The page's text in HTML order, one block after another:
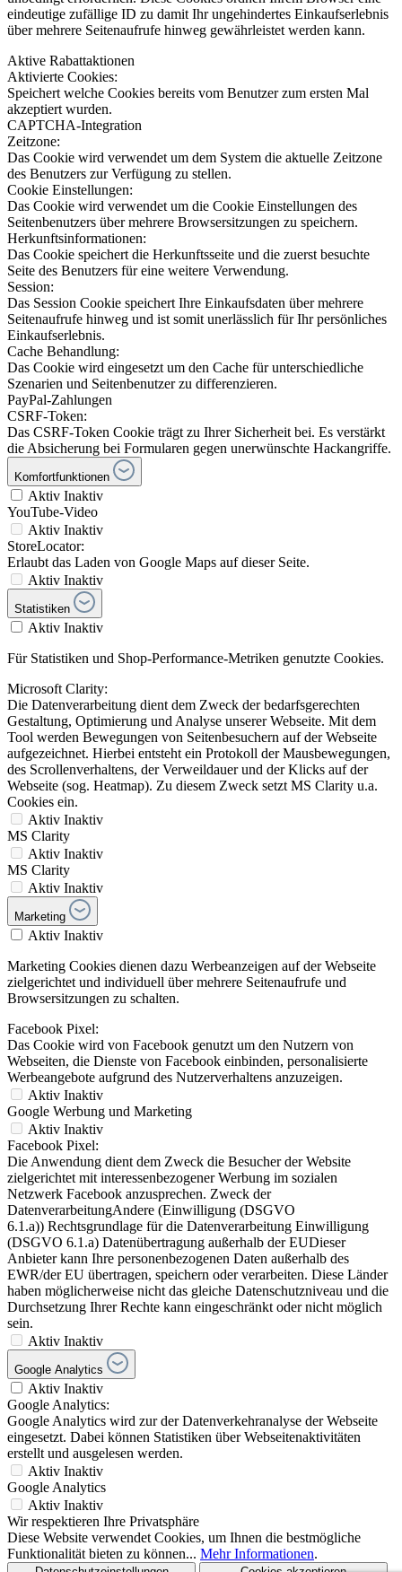
eindeutige zufällige ID zu damit Ihr ungehindertes Einkaufserlebnis
über mehrere Seitenaufrufe hinweg gewährleistet werden kann.
Aktive Rabattaktionen
Aktivierte Cookies:
Speichert welche Cookies bereits vom Benutzer zum ersten Mal
akzeptiert wurden.
CAPTCHA-Integration
Zeitzone:
Das Cookie wird verwendet um dem System die aktuelle Zeitzone
des Benutzers zur Verfügung zu stellen.
Cookie Einstellungen:
Das Cookie wird verwendet um die Cookie Einstellungen des
Seitenbenutzers über mehrere Browsersitzungen zu speichern.
Herkunftsinformationen:
Das Cookie speichert die Herkunftsseite und die zuerst besuchte
Seite des Benutzers für eine weitere Verwendung.
Session:
Das Session Cookie speichert Ihre Einkaufsdaten über mehrere
Seitenaufrufe hinweg und ist somit unerlässlich für Ihr persönliches
Einkaufserlebnis.
Cache Behandlung:
Das Cookie wird eingesetzt um den Cache für unterschiedliche
Szenarien und Seitenbenutzer zu differenzieren.
PayPal-Zahlungen
CSRF-Token:
Das CSRF-Token Cookie trägt zu Ihrer Sicherheit bei. Es verstärkt
die Absicherung bei Formularen gegen unerwünschte Hackangriffe.
Komfortfunktionen
Aktiv Inaktiv
YouTube-Video
Aktiv Inaktiv
StoreLocator:
Erlaubt das Laden von Google Maps auf dieser Seite.
Aktiv Inaktiv
Statistiken
Aktiv Inaktiv
Für Statistiken und Shop-Performance-Metriken genutzte Cookies.
Microsoft Clarity:
Die Datenverarbeitung dient dem Zweck der bedarfsgerechten
Gestaltung, Optimierung und Analyse unserer Webseite. Mit dem
Tool werden Bewegungen von Seitenbesuchern auf der Webseite
aufgezeichnet. Hierbei entsteht ein Protokoll der Mausbewegungen,
des Scrollenverhaltens, der Verweildauer und der Klicks auf der
Webseite (sog. Heatmap). Zu diesem Zweck setzt MS Clarity u.a.
Cookies ein.
Aktiv Inaktiv
MS Clarity
Aktiv Inaktiv
MS Clarity
Aktiv Inaktiv
Marketing
Aktiv Inaktiv
Marketing Cookies dienen dazu Werbeanzeigen auf der Webseite
zielgerichtet und individuell über mehrere Seitenaufrufe und
Browsersitzungen zu schalten.
Facebook Pixel:
Das Cookie wird von Facebook genutzt um den Nutzern von
Webseiten, die Dienste von Facebook einbinden, personalisierte
Werbeangebote aufgrund des Nutzerverhaltens anzuzeigen.
Aktiv Inaktiv
Google Werbung und Marketing
Aktiv Inaktiv
Facebook Pixel:
Die Anwendung dient dem Zweck die Besucher der Website
zielgerichtet mit interessenbezogener Werbung im sozialen
Netzwerk Facebook anzusprechen. Zweck der
DatenverarbeitungAndere (Einwilligung (DSGVO
6.1.a)) Rechtsgrundlage für die Datenverarbeitung Einwilligung
(DSGVO 6.1.a) Datenübertragung außerhalb der EUDieser
Anbieter kann Ihre personenbezogenen Daten außerhalb des
EWR/der EU übertragen, speichern oder verarbeiten. Diese Länder
haben möglicherweise nicht das gleiche Datenschutzniveau und die
Durchsetzung Ihrer Rechte kann eingeschränkt oder nicht möglich
sein.
Aktiv Inaktiv
Google Analytics
Aktiv Inaktiv
Google Analytics:
Google Analytics wird zur der Datenverkehranalyse der Webseite
eingesetzt. Dabei können Statistiken über Webseitenaktivitäten
erstellt und ausgelesen werden.
Aktiv Inaktiv
Google Analytics
Aktiv Inaktiv
Wir respektieren Ihre Privatsphäre
Diese Website verwendet Cookies, um Ihnen die bestmögliche
Funktionalität bieten zu können... Mehr Informationen.